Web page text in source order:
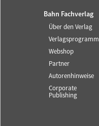
Bahn Fachverlag
Über den Verlag
Verlagsprogramm
Webshop
Partner
Autorenhinweise
Corporate
Publishing